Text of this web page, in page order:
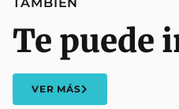
Te puede
VER MÁS